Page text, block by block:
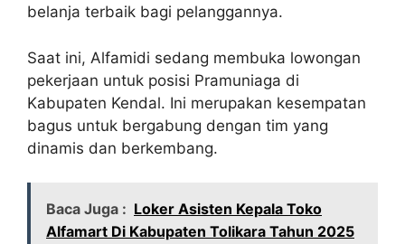
belanja terbaik bagi pelanggannya.
Saat ini, Alfamidi sedang membuka lowongan
pekerjaan untuk posisi Pramuniaga di
Kabupaten Kendal. Ini merupakan kesempatan
bagus untuk bergabung dengan tim yang
dinamis dan berkembang.
Baca Juga : Loker Asisten Kepala Toko
Alfamart Di Kabupaten Tolikara Tahun 2025